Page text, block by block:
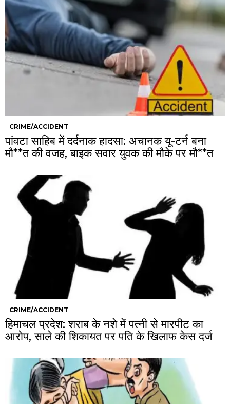
CRIME/ACCIDENT
पांवटा साहिब में दर्दनाक हादसा: अचानक यू-टर्न बना
मौ**त की वजह, बाइक सवार युवक की मौके पर मौ**त
CRIME/ACCIDENT
हिमाचल प्रदेश: शराब के नशे में पत्नी से मारपीट का
आरोप, साले की शिकायत पर पति के खिलाफ केस दर्ज